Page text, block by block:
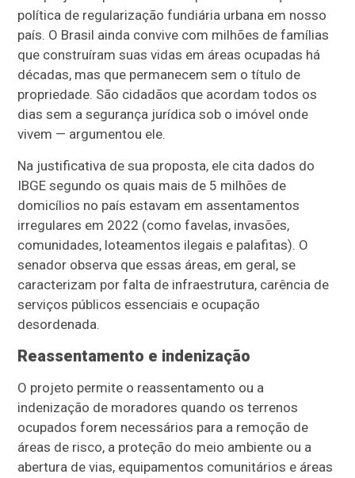
política de regularização fundiária urbana em nosso
país. O Brasil ainda convive com milhões de famílias
que construíram suas vidas em áreas ocupadas há
décadas, mas que permanecem sem o título de
propriedade. São cidadãos que acordam todos os
dias sem a segurança jurídica sob o imóvel onde
vivem — argumentou ele.
Na justificativa de sua proposta, ele cita dados do
IBGE segundo os quais mais de 5 milhões de
domicílios no país estavam em assentamentos
irregulares em 2022 (como favelas, invasões,
comunidades, loteamentos ilegais e palafitas). O
senador observa que essas áreas, em geral, se
caracterizam por falta de infraestrutura, carência de
serviços públicos essenciais e ocupação
desordenada.
Reassentamento e indenização
O projeto permite o reassentamento ou a
indenização de moradores quando os terrenos
ocupados forem necessários para a remoção de
áreas de risco, a proteção do meio ambiente ou a
abertura de vias, equipamentos comunitários e áreas